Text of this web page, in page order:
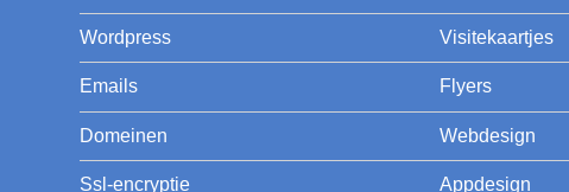
Wordpress
Emails
Domeinen
Ssl-encryptie
Visitekaartjes
Flyers
Webdesign
Appdesign